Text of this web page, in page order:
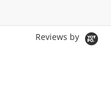
Reviews by